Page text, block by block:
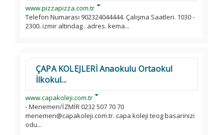
www.pizzapizza.com.tr
Telefon Numarası 902324044444. Çalışma Saatleri. 1030 -
2300. izmir altindag . adres. kema...
ÇAPA KOLEJLERİ Anaokulu Ortaokul
İlkokul...
www.capakoleji.com.tr
- Menemen/İZMİR 0232 507 70 70
menemen@capakoleji.com.tr. capa koleji teog basarinizi
odu...